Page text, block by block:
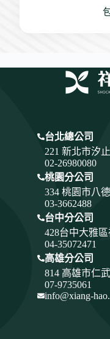
台北總公司
221 新北市汐
02-26980080
桃園分公司
334 桃園市八
03-3662488
台中分公司
428台中大雅區
04-35072471
高雄分公司
814 高雄市仁
07-9735061
info@xiang-